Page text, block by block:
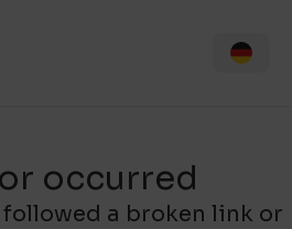
occurred
a broken link or